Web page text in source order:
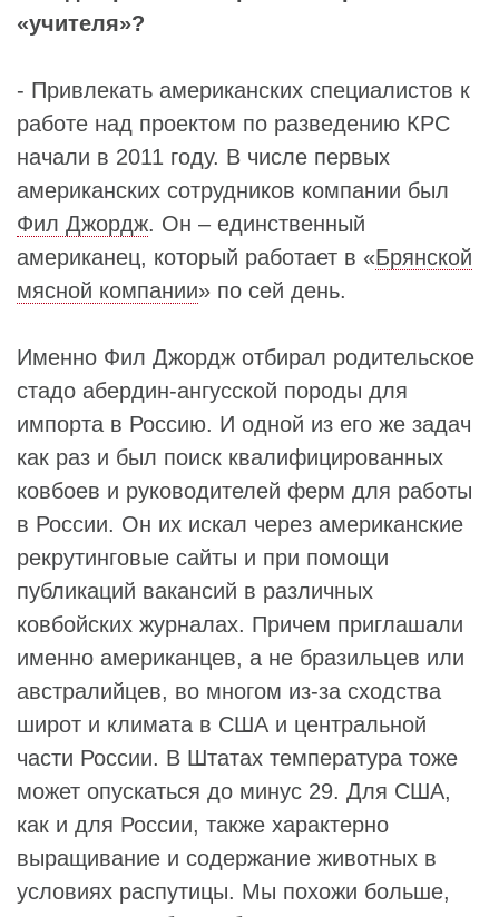
«учителя»?
- Привлекать американских специалистов к
работе над проектом по разведению КРС
начали в 2011 году. В числе первых
американских сотрудников компании был
Фил Джордж. Он – единственный
американец, который работает в «Брянской
мясной компании» по сей день.
Именно Фил Джордж отбирал родительское
стадо абердин-ангусской породы для
импорта в Россию. И одной из его же задач
как раз и был поиск квалифицированных
ковбоев и руководителей ферм для работы
в России. Он их искал через американские
рекрутинговые сайты и при помощи
публикаций вакансий в различных
ковбойских журналах. Причем приглашали
именно американцев, а не бразильцев или
австралийцев, во многом из-за сходства
широт и климата в США и центральной
части России. В Штатах температура тоже
может опускаться до минус 29. Для США,
как и для России, также характерно
выращивание и содержание животных в
условиях распутицы. Мы похожи больше,